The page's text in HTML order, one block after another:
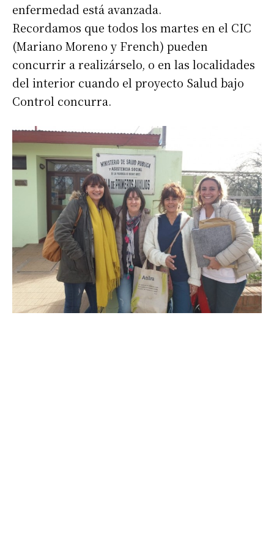
enfermedad está avanzada.
Recordamos que todos los martes en el CIC
(Mariano Moreno y French) pueden
concurrir a realizárselo, o en las localidades
del interior cuando el proyecto Salud bajo
Control concurra.